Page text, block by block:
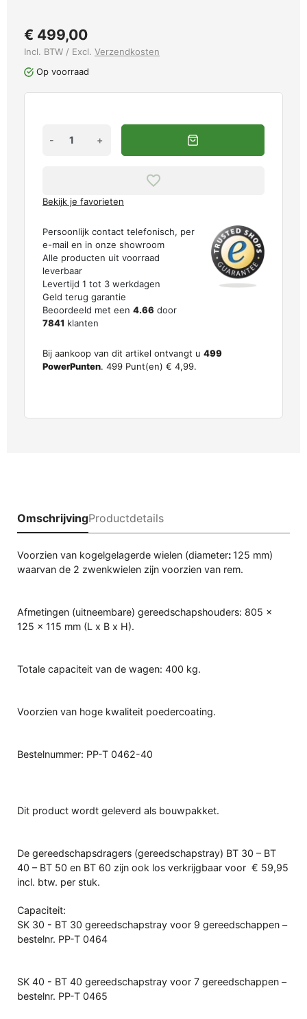
€ 499,00
Incl. BTW / Excl. Verzendkosten
Op voorraad
- +
Bekijk je favorieten
Persoonlijk contact telefonisch, per
e-mail en in onze showroom
Alle producten uit voorraad
leverbaar
Levertijd 1 tot 3 werkdagen
Geld terug garantie
Beoordeeld met een 4.66 door
7841 klanten
Bij aankoop van dit artikel ontvangt u 499
PowerPunten. 499 Punt(en) € 4,99.
OmschrijvingProductdetails
Voorzien van kogelgelagerde wielen (diameter: 125 mm)
waarvan de 2 zwenkwielen zijn voorzien van rem.
Afmetingen (uitneembare) gereedschapshouders: 805 x
125 x 115 mm (L x B x H).
Totale capaciteit van de wagen: 400 kg.
Voorzien van hoge kwaliteit poedercoating.
Bestelnummer: PP-T 0462-40
Dit product wordt geleverd als bouwpakket.
De gereedschapsdragers (gereedschapstray) BT 30 – BT
40 – BT 50 en BT 60 zijn ook los verkrijgbaar voor € 59,95
incl. btw. per stuk.
Capaciteit:
SK 30 - BT 30 gereedschapstray voor 9 gereedschappen –
bestelnr. PP-T 0464
SK 40 - BT 40 gereedschapstray voor 7 gereedschappen –
bestelnr. PP-T 0465